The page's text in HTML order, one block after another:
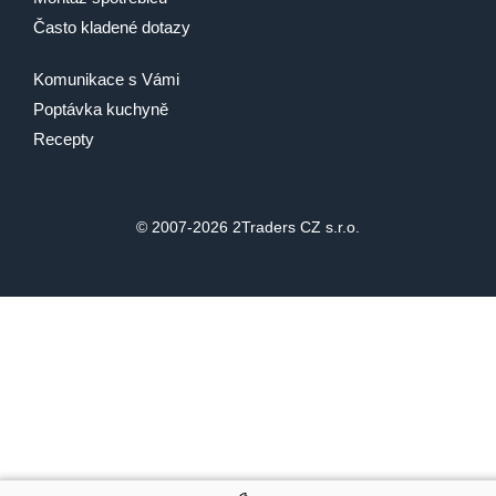
Často kladené dotazy
Komunikace s Vámi
Poptávka kuchyně
Recepty
© 2007-2026 2Traders CZ s.r.o.